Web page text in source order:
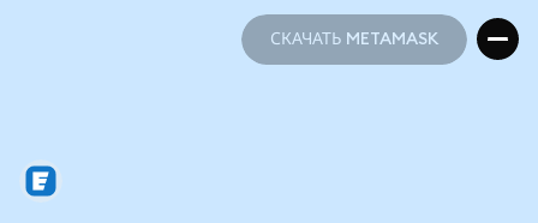
СКАЧАТЬ METAMASK